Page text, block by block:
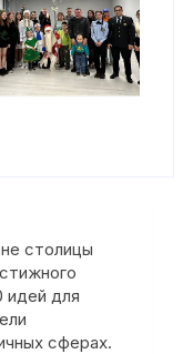
столицы
идей для
сферах.